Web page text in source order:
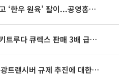
원육’ 팔이...공영홈쇼핑 표기·검증 구멍
대신證 “알테오젠, 키트루다 큐렉스 판매 3배 급증…목표가 41만원 상향”
[특징주] 美 중국산 광트랜시버 규제 추진에 대한광통신 등 광통신株 강세